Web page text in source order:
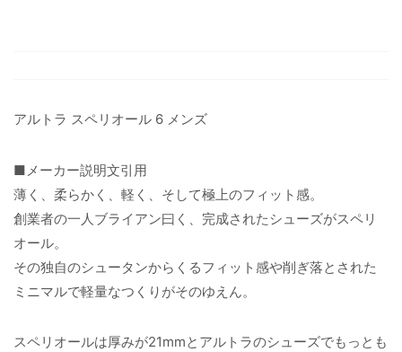
アルトラ スペリオール 6 メンズ
■メーカー説明文引用
薄く、柔らかく、軽く、そして極上のフィット感。
創業者の一人ブライアン曰く、完成されたシューズがスペリ
オール。
その独自のシュータンからくるフィット感や削ぎ落とされた
ミニマルで軽量なつくりがそのゆえん。
スペリオールは厚みが21mmとアルトラのシューズでもっとも